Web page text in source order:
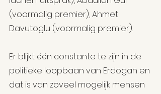
(voormalig premier), Ahmet
Davutoglu (voormalig premier).
Er blijkt één constante te zijn in de
politieke loopbaan van Erdogan en
dat is van zoveel mogelijk mensen